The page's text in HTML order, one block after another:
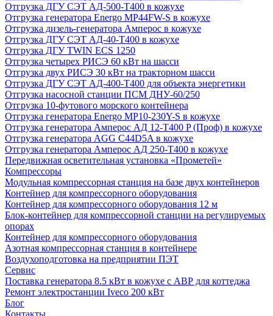
Отгрузка ДГУ СЭТ АД-500-Т400 в кожухе
Отгрузка генератора Energo MP44FW-S в кожухе
Отгрузка дизель-генератора Амперос в кожухе
Отгрузка ДГУ СЭТ АД-40-Т400 в кожухе
Отгрузка ДГУ TWIN ECS 1250
Отгрузка четырех РИСЭ 60 кВт на шасси
Отгрузка двух РИСЭ 30 кВт на тракторном шасси
Отгрузка ДГУ СЭТ АД-400-Т400 для объекта энергетики
Отгрузка насосной станции ПСМ ДНУ-60/250
Отгрузка 10-футового морского контейнера
Отгрузка генератора Energo MP10-230Y-S в кожухе
Отгрузка генератора Амперос АД 12-Т400 P (Проф) в кожухе
Отгрузка генератора AGG C44D5A в кожухе
Отгрузка генератора Амперос АД 250-Т400 в кожухе
Передвижная осветительная установка «Прометей»
Компрессоры
Модульная компрессорная станция на базе двух контейнеров
Контейнер для компрессорного оборудования
Контейнер для компрессорного оборудования 12 м
Блок-контейнер для компрессорной станции на регулируемых
опорах
Контейнер для компрессорного оборудования
Азотная компрессорная станция в контейнере
Воздухоподготовка на предприятии ПЭТ
Сервис
Поставка генератора 8.5 кВт в кожухе с АВР для коттеджа
Ремонт электростанции Iveco 200 кВт
Блог
Контакты